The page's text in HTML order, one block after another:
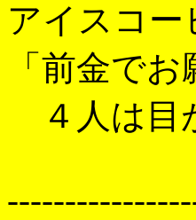
アイスコ
「前金でお
４人は目